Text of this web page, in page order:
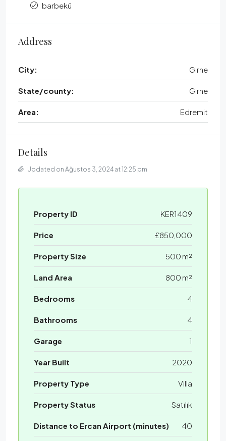
barbekü
Address
City: Girne
State/county: Girne
Area: Edremit
Details
Updated on Ağustos 3, 2024 at 12:25 pm
Property ID KER1409
Price £850,000
Property Size 500 m²
Land Area 800 m²
Bedrooms 4
Bathrooms 4
Garage 1
Year Built 2020
Property Type Villa
Property Status Satılık
Distance to Ercan Airport (minutes) 40